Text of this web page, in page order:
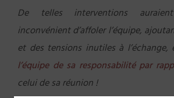
De telles interventions
inconvénient d’affoler l’équipe,
et des tensions inutiles à
l’équipe de sa responsabilité par
celui de sa réunion !